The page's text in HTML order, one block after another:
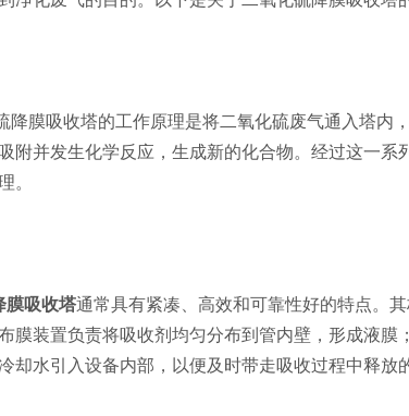
膜吸收塔的工作原理是将二氧化硫废气通入塔内
附并发生化学反应，生成新的化合物。经过这一
。
膜吸收塔通常具有紧凑、高效和可靠性好的特点。
膜装置负责将吸收剂均匀分布到管内壁，形成液
却水引入设备内部，以便及时带走吸收过程中释放